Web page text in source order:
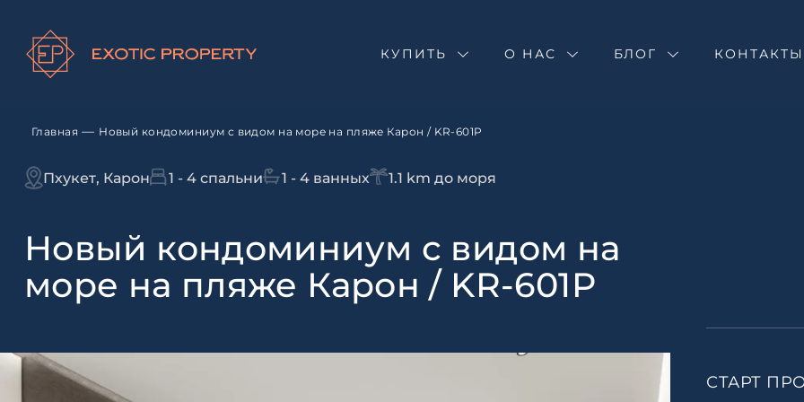
КУПИТЬ О НАС БЛОГ КОНТАКТЫ
Главная — Новый кондоминиум с видом на море на пляже Карон / KR-601P
Пхукет, Карон 1 - 4 спальни 1 - 4 ванных 1.1 km до моря
Новый кондоминиум с видом на
море на пляже Карон / KR-601P
СТАРТ
Согласен с
Новый